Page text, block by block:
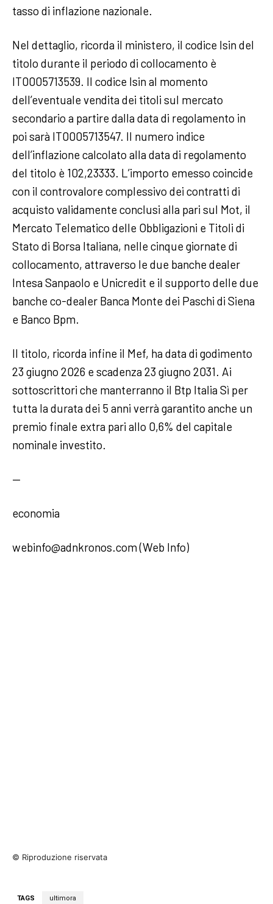
tasso di inflazione nazionale.
Nel dettaglio, ricorda il ministero, il codice Isin del
titolo durante il periodo di collocamento è
IT0005713539. Il codice Isin al momento
dell’eventuale vendita dei titoli sul mercato
secondario a partire dalla data di regolamento in
poi sarà IT0005713547. Il numero indice
dell’inflazione calcolato alla data di regolamento
del titolo è 102,23333. L’importo emesso coincide
con il controvalore complessivo dei contratti di
acquisto validamente conclusi alla pari sul Mot, il
Mercato Telematico delle Obbligazioni e Titoli di
Stato di Borsa Italiana, nelle cinque giornate di
collocamento, attraverso le due banche dealer
Intesa Sanpaolo e Unicredit e il supporto delle due
banche co-dealer Banca Monte dei Paschi di Siena
e Banco Bpm.
Il titolo, ricorda infine il Mef, ha data di godimento
23 giugno 2026 e scadenza 23 giugno 2031. Ai
sottoscrittori che manterranno il Btp Italia Sì per
tutta la durata dei 5 anni verrà garantito anche un
premio finale extra pari allo 0,6% del capitale
nominale investito.
—
economia
webinfo@adnkronos.com (Web Info)
© Riproduzione riservata
TAGS ultimora